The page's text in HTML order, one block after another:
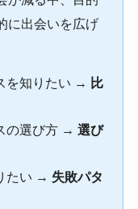
に出会いを広げ
を知りたい → 比
の選び方 → 選び
たい → 失敗パタ